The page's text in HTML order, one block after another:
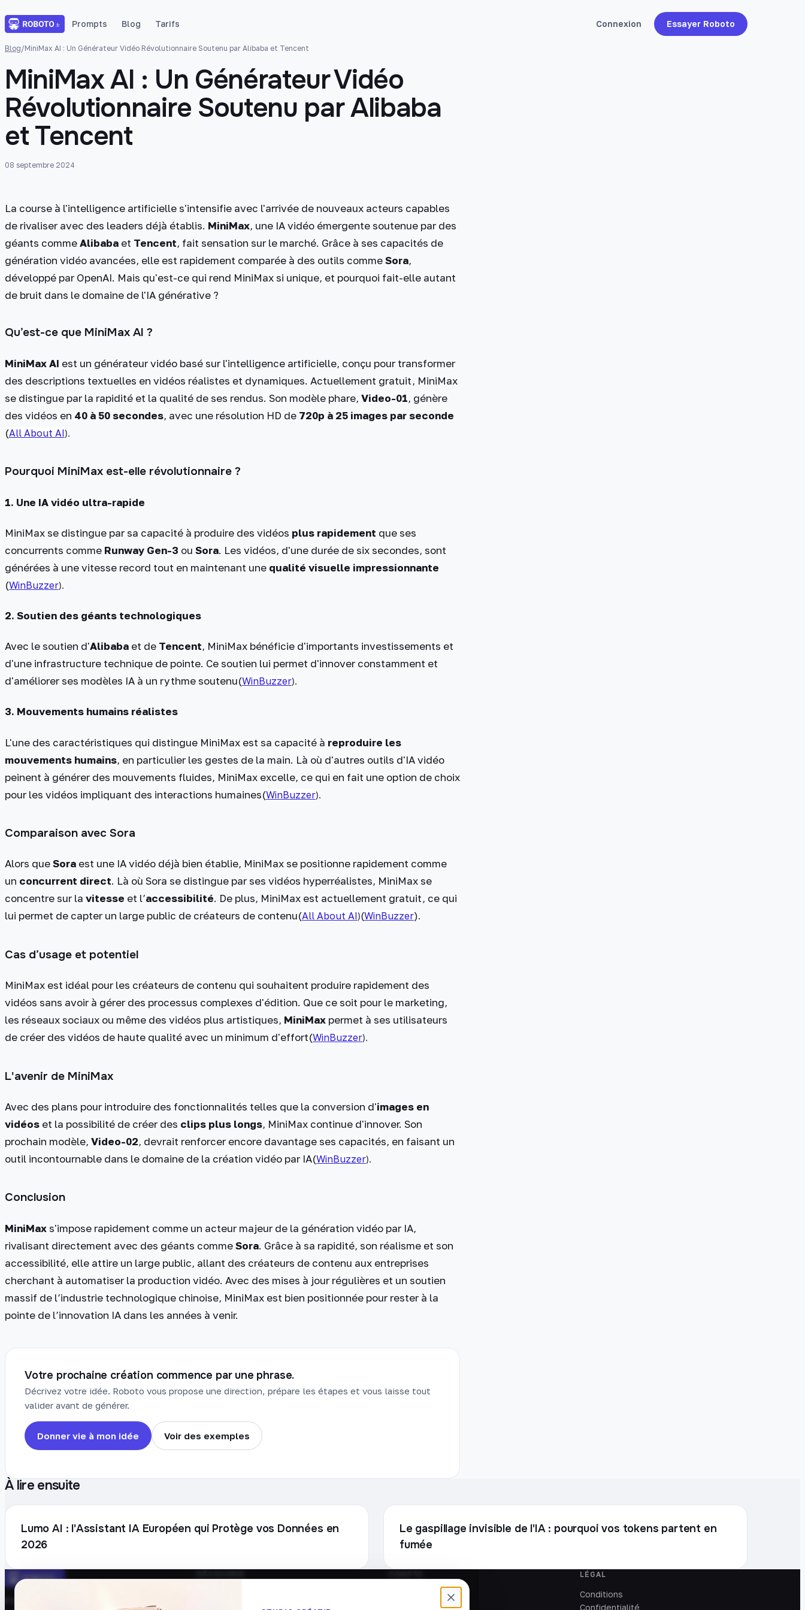
Prompts Blog Tarifs Connexion Essayer Roboto
Blog/MiniMax AI : Un Générateur Vidéo Révolutionnaire Soutenu par Alibaba et Tencent
MiniMax AI : Un Générateur Vidéo
Révolutionnaire Soutenu par Alibaba
et Tencent
08 septembre 2024
La course à l'intelligence artificielle s'intensifie avec l'arrivée de nouveaux acteurs capables
de rivaliser avec des leaders déjà établis. MiniMax, une IA vidéo émergente soutenue par des
géants commeAlibaba et Tencent, fait sensation sur le marché. Grâce à ses capacités de
génération vidéo avancées, elle est rapidement comparée à des outils commeSora,
développé par OpenAI. Mais qu'est-ce qui rend MiniMax si unique, et pourquoi fait-elle autant
de bruit dans le domaine de l'IA générative ?
Qu’est-ce que MiniMax AI ?
MiniMax AI est un générateur vidéo basé sur l'intelligence artificielle, conçu pour transformer
des descriptions textuelles en vidéos réalistes et dynamiques. Actuellement gratuit, MiniMax
se distingue par la rapidité et la qualité de ses rendus. Son modèle phare, Video-01, génère
des vidéos en 40 à 50 secondes, avec une résolution HD de 720p à 25 images par seconde
(All About AI).
Pourquoi MiniMax est-elle révolutionnaire ?
1. Une IA vidéo ultra-rapide
MiniMax se distingue par sa capacité à produire des vidéos plus rapidement que ses
concurrents comme Runway Gen-3 ou Sora. Les vidéos, d'une durée de six secondes, sont
générées à une vitesse record tout en maintenant une qualité visuelle impressionnante
(WinBuzzer).
2. Soutien des géants technologiques
Avec le soutien d'Alibaba et de Tencent, MiniMax bénéficie d'importants investissements et
d'une infrastructure technique de pointe. Ce soutien lui permet d'innover constamment et
d'améliorer ses modèles IA à un rythme soutenu​(WinBuzzer).
3. Mouvements humains réalistes
L'une des caractéristiques qui distingue MiniMax est sa capacité à reproduire les
mouvements humains, en particulier les gestes de la main. Là où d'autres outils d'IA vidéo
peinent à générer des mouvements fluides, MiniMax excelle, ce qui en fait une option de choix
pour les vidéos impliquant des interactions humaines​(WinBuzzer).
Comparaison avec Sora
Alors queSora est une IA vidéo déjà bien établie, MiniMax se positionne rapidement comme
un concurrent direct. Là où Sora se distingue par ses vidéos hyperréalistes, MiniMax se
concentre sur la vitesse et l’accessibilité. De plus, MiniMax est actuellement gratuit, ce qui
lui permet de capter un large public de créateurs de contenu​(All About AI)​(WinBuzzer).
Cas d’usage et potentiel
MiniMax est idéal pour les créateurs de contenu qui souhaitent produire rapidement des
vidéos sans avoir à gérer des processus complexes d'édition. Que ce soit pour le marketing,
les réseaux sociaux ou même des vidéos plus artistiques, MiniMax permet à ses utilisateurs
de créer des vidéos de haute qualité avec un minimum d'effort​(WinBuzzer).
L'avenir de MiniMax
Avec des plans pour introduire des fonctionnalités telles que la conversion d'images en
vidéos et la possibilité de créer des clips plus longs, MiniMax continue d'innover. Son
prochain modèle, Video-02, devrait renforcer encore davantage ses capacités, en faisant un
outil incontournable dans le domaine de la création vidéo par IA​(WinBuzzer).
Conclusion
MiniMax s'impose rapidement comme un acteur majeur de la génération vidéo par IA,
rivalisant directement avec des géants commeSora. Grâce à sa rapidité, son réalisme et son
accessibilité, elle attire un large public, allant des créateurs de contenu aux entreprises
cherchant à automatiser la production vidéo. Avec des mises à jour régulières et un soutien
massif de l’industrie technologique chinoise, MiniMax est bien positionnée pour rester à la
pointe de l’innovation IA dans les années à venir.
Votre prochaine création commence par une phrase.
Décrivez votre idée. Roboto vous propose une direction, prépare les étapes et vous laisse tout
valider avant de générer.
Donner vie à mon idée Voir des exemples
À lire ensuite
Lumo AI : l'Assistant IA Européen qui Protège vos Données en
2026
Le gaspillage invisible de l'IA : pourquoi vos tokens partent en
fumée
Plateforme française de création de
Créer un compte
LÉGAL
Conditions
Confidentialité